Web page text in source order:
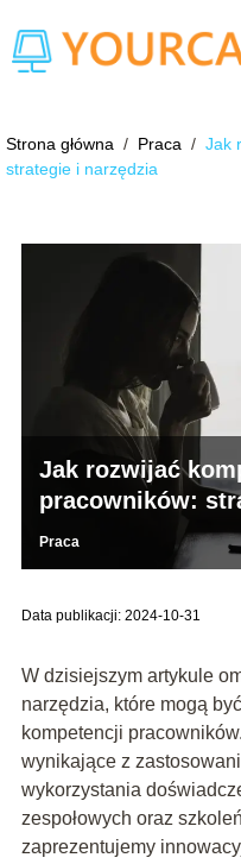
Strona główna / Praca / Jak
strategie i narzędzia
Jak rozwijać
pracowników:
Praca
Data publikacji: 2024-10-31
W dzisiejszym artykule
narzędzia, które mogą
kompetencji
wynikające z
wykorzystania
zespołowych oraz
zaprezentujemy